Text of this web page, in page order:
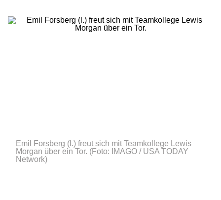
Emil Forsberg (l.) freut sich mit Teamkollege Lewis
Morgan über ein Tor. (Foto: IMAGO / USA TODAY
Network)